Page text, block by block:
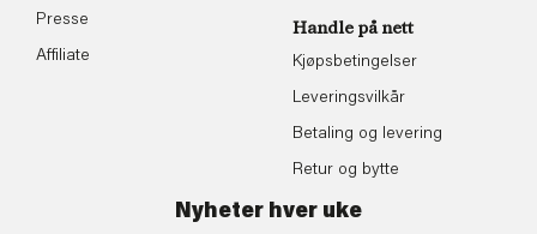
Presse
Affiliate
Handle på nett
Kjøpsbetingelser
Leveringsvilkår
Betaling og levering
Retur og bytte
Nyheter hver uke